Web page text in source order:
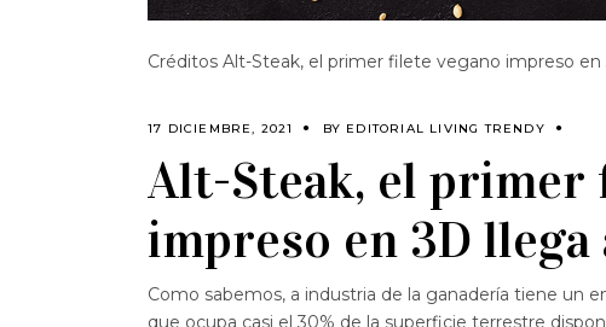
Créditos Alt-Steak, el primer filete vegano impreso
17 DICIEMBRE, 2021 BY EDITORIAL LIVING TRENDY
Alt-Steak, el primer
impreso en 3D
Como sabemos, a industria de la ganadería tiene un
que ocupa casi el 30% de la superficie terrestre